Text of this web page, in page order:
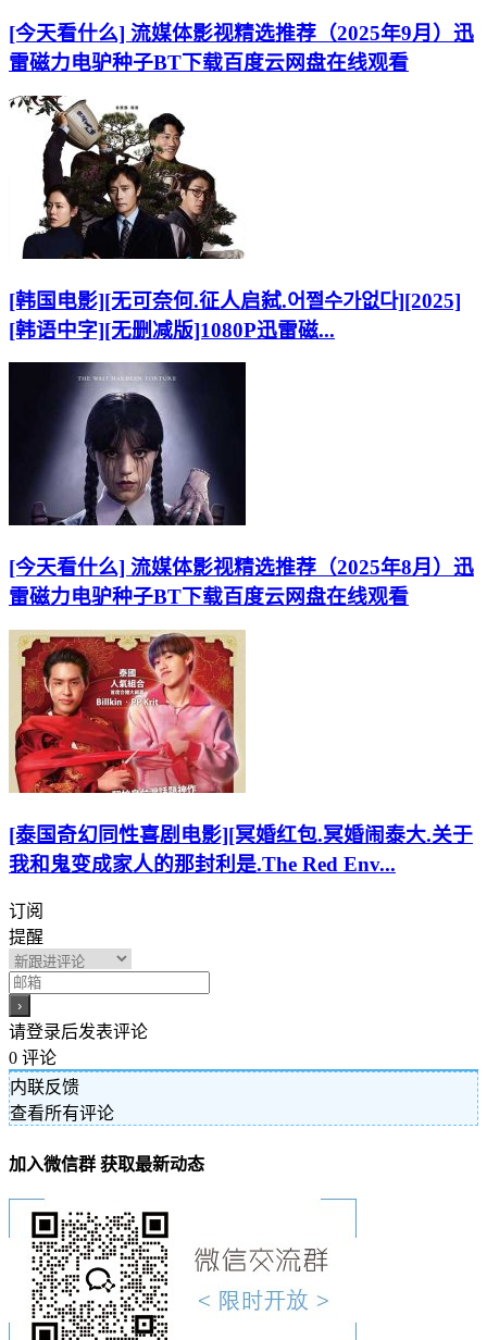
[今天看什么] 流媒体影视精选推荐（2025年9月）迅
雷磁力电驴种子BT下载百度云网盘在线观看
[韩国电影][无可奈何.征人启弑.어쩔수가없다][2025]
[韩语中字][无删减版]1080P迅雷磁...
[今天看什么] 流媒体影视精选推荐（2025年8月）迅
雷磁力电驴种子BT下载百度云网盘在线观看
[泰国奇幻同性喜剧电影][冥婚红包.冥婚闹泰大.关于
我和鬼变成家人的那封利是.The Red Env...
订阅
提醒
请登录后发表评论
0 评论
内联反馈
查看所有评论
加入微信群 获取最新动态